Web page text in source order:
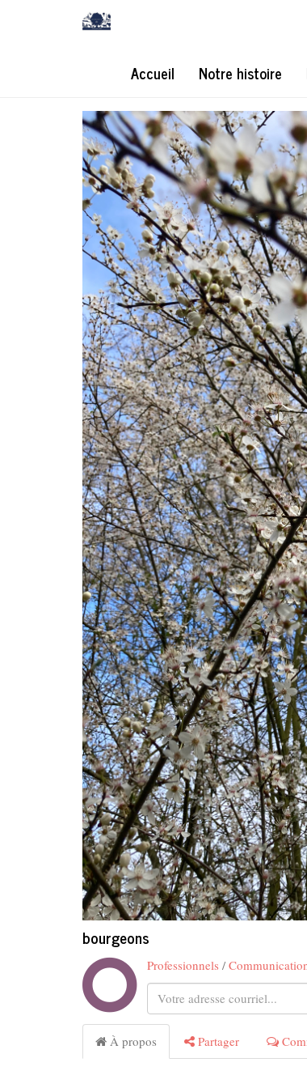
Accueil Notre histoire
bourgeons
Professionnels /
À propos Partager